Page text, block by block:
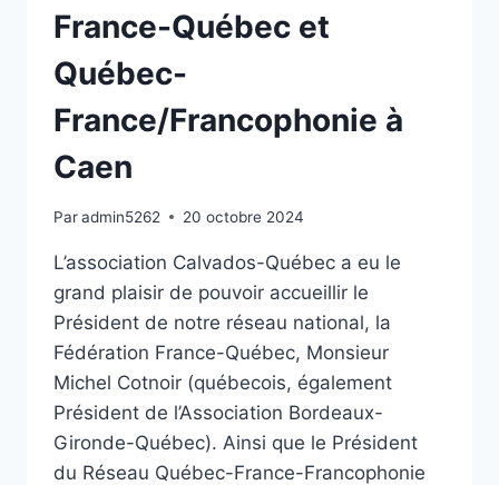
France-Québec et
Québec-
France/Francophonie à
Caen
Paradmin5262 20 octobre 2024
L’association Calvados-Québec a eu le
grand plaisir de pouvoir accueillir le
Président de notre réseau national, la
Fédération France-Québec, Monsieur
Michel Cotnoir (québecois, également
Président de l’Association Bordeaux-
Gironde-Québec). Ainsi que le Président
du Réseau Québec-France-Francophonie